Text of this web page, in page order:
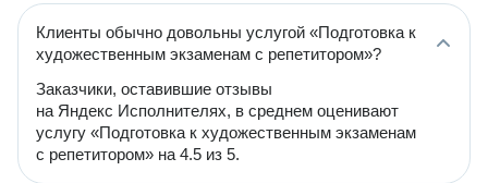
Клиенты обычно довольны услугой «Подготовка к
художественным экзаменам с репетитором»?
Заказчики, оставившие отзывы
на Яндекс Исполнителях, в среднем оценивают
услугу «Подготовка к художественным экзаменам
с репетитором» на 4.5 из 5.